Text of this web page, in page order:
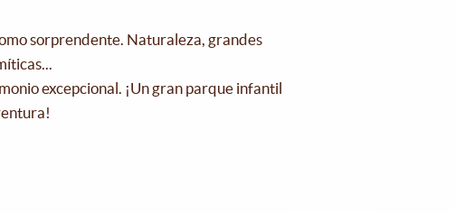
sorprendente. Naturaleza, grandes
excepcional. ¡Un gran parque infantil